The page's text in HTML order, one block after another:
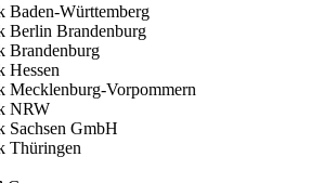
Baden-Württemberg
Berlin Brandenburg
Brandenburg
Hessen
Mecklenburg-Vorpommern
NRW
Sachsen GmbH
Thüringen